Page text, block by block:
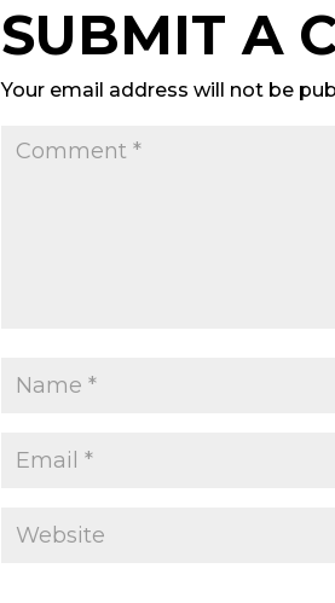
SUBMIT A
Your email address will not be